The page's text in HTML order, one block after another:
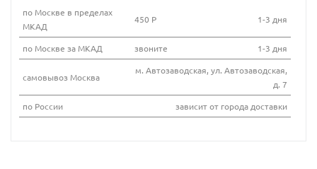
по Москве в пределах
МКАД
450 Р 1-3 дня
по Москве за МКАД звоните 1-3 дня
самовывоз Москва
м. Автозаводская, ул. Автозаводская,
д. 7
по России
зависит от города доставки